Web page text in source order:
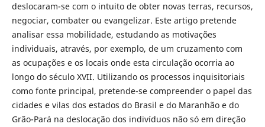
deslocaram-se com o intuito de obter novas terras, recursos,
negociar, combater ou evangelizar. Este artigo pretende
analisar essa mobilidade, estudando as motivações
individuais, através, por exemplo, de um cruzamento com
as ocupações e os locais onde esta circulação ocorria ao
longo do século XVII. Utilizando os processos inquisitoriais
como fonte principal, pretende-se compreender o papel das
cidades e vilas dos estados do Brasil e do Maranhão e do
Grão-Pará na deslocação dos indivíduos não só em direção